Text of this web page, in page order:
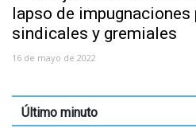
lapso de
sindicales y gremiales
16 de mayo de 2022
Último minuto